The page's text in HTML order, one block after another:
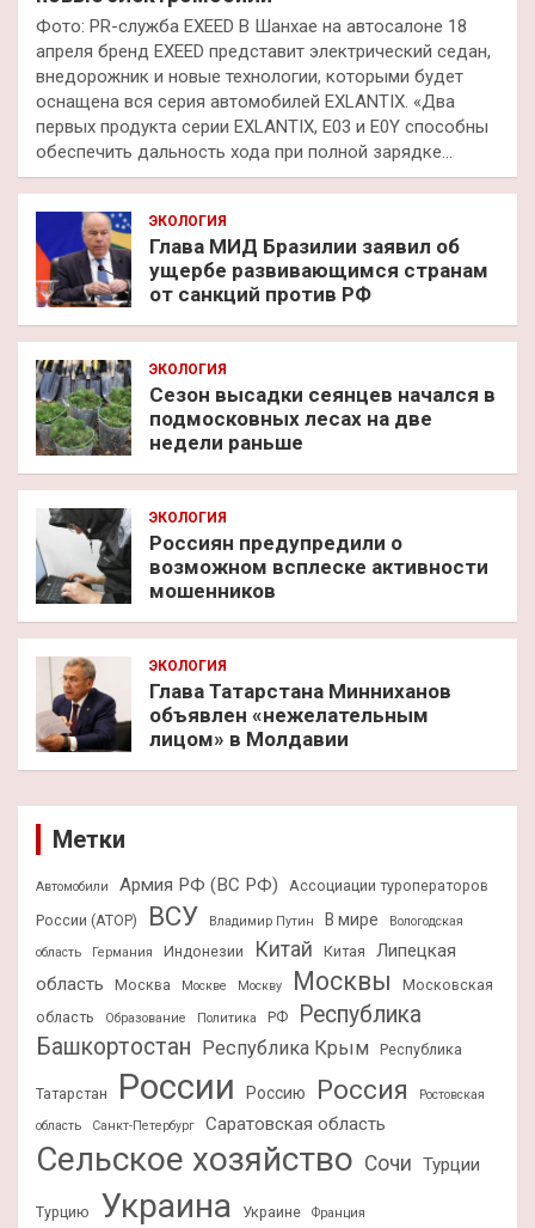
Фото: PR-служба EXEED В Шанхае на автосалоне 18
апреля бренд EXEED представит электрический седан,
внедорожник и новые технологии, которыми будет
оснащена вся серия автомобилей EXLANTIX. «Два
первых продукта серии EXLANTIX, E03 и E0Y способны
обеспечить дальность хода при полной зарядке…
ЭКОЛОГИЯ
Глава МИД Бразилии заявил об
ущербе развивающимся странам
от санкций против РФ
ЭКОЛОГИЯ
Сезон высадки сеянцев начался в
подмосковных лесах на две
недели раньше
ЭКОЛОГИЯ
Россиян предупредили о
возможном всплеске активности
мошенников
ЭКОЛОГИЯ
Глава Татарстана Минниханов
объявлен «нежелательным
лицом» в Молдавии
Метки
Автомобили Армия РФ (ВС РФ)
Ассоциации туроператоров
России (АТОР)
ВСУ Владимир Путин В мире
Вологодская
область
Германия Индонезии Китай Китая
Липецкая
область
Москва Москве Москву Москвы
Московская
область
Образование Политика РФ
Республика
Башкортостан
Республика Крым Республика
Татарстан России Россию Россия
Ростовская
область
Санкт-Петербург Саратовская область
Сельское хозяйство Сочи Турции
Турцию Украина Украине Франция